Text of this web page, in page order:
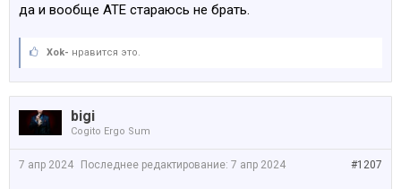
да и вообще ATE стараюсь не брать.
Xok- нравится это.
bigi
Cogito Ergo Sum
#1207
7 апр 2024 Последнее редактирование: 7 апр 2024